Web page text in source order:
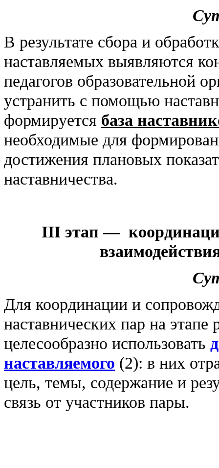
В результате сбора и
наставляемых выявляются
педагогов образовательной
устранить с помощью
формируется база
необходимые для
достижения плановых
наставничества.
III этап —
Для координации и
наставнических пар на
целесообразно использовать
наставляемого (2): в них
цель, темы, содержание и
связь от участников пары.